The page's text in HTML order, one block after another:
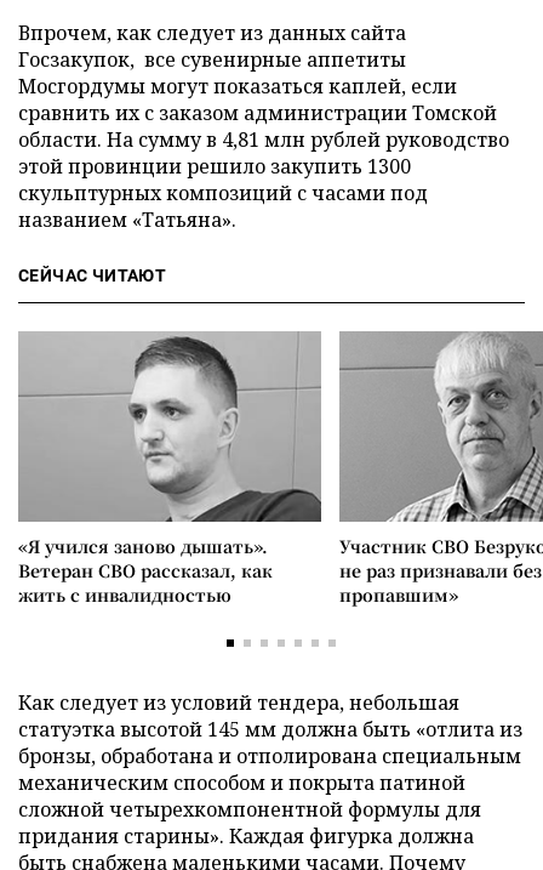
Впрочем, как следует из данных сайта
Госзакупок, все сувенирные аппетиты
Мосгордумы могут показаться каплей, если
сравнить их с заказом администрации Томской
области. На сумму в 4,81 млн рублей руководство
этой провинции решило закупить 1300
скульптурных композиций с часами под
названием «Татьяна».
СЕЙЧАС ЧИТАЮТ
«Я учился заново дышать».
Ветеран СВО рассказал, как
жить с инвалидностью
Участник СВО
не раз признавали
пропавшим»
Как следует из условий тендера, небольшая
статуэтка высотой 145 мм должна быть «отлита из
бронзы, обработана и отполирована специальным
механическим способом и покрыта патиной
сложной четырехкомпонентной формулы для
придания старины». Каждая фигурка должна
быть снабжена маленькими часами. Почему